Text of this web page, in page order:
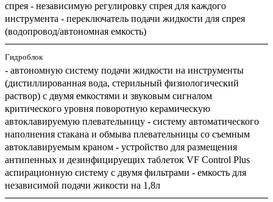
спрея - независимую регулировку спрея для каждого
инструмента - переключатель подачи жидкости для спрея
(водопровод/автономная емкость)
Гидроблок
- автономную систему подачи жидкости на инструменты
(дистиллированная вода, стерильный физиологический
раствор) с двумя емкостями и звуковым сигналом
критического уровня поворотную керамическую
автоклавируемую плевательницу - систему автоматического
наполнения стакана и обмыва плевательницы со съемным
автоклавируемым краном - устройство для размещения
антипенных и дезинфицируещих таблеток VF Control Plus
аспирационную систему с двумя фильтрами - емкость для
независимой подачи жикости на 1,8л